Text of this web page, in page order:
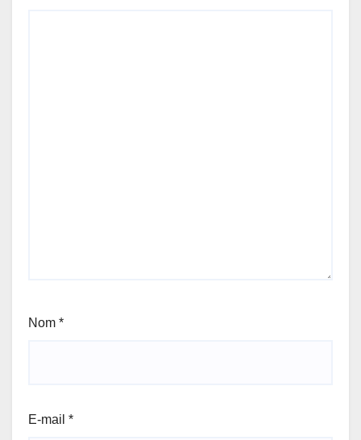
Nom *
E-mail *